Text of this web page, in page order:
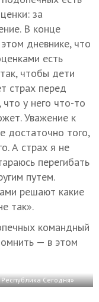
за
В конце
дневнике, что
есть
чтобы дети
страх перед
у него что-то
Уважение к
достаточно того,
А страх я не
перегибать
путем.
решают какие
так».
командный
— в этом
Сегодня»